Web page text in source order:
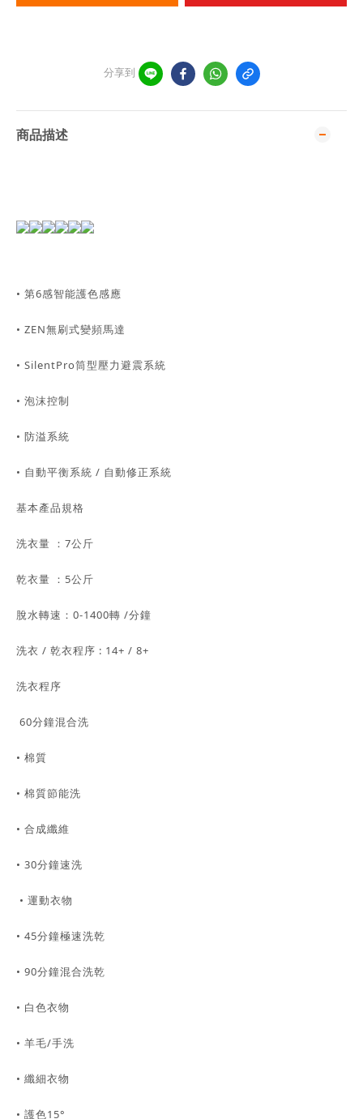
分享到
商品描述
• 第6感智能護色感應
• ZEN無刷式變頻馬達
• SilentPro筒型壓力避震系統
• 泡沫控制
• 防溢系統
• 自動平衡系統 / 自動修正系統
基本產品規格
洗衣量 ：7公斤
乾衣量 ：5公斤
脫水轉速：0-1400轉 /分鐘
洗衣 / 乾衣程序 : 14+ / 8+
洗衣程序
60分鐘混合洗
• 棉質
• 棉質節能洗
• 合成纖維
• 30分鐘速洗
• 運動衣物
• 45分鐘極速洗乾
• 90分鐘混合洗乾
• 白色衣物
• 羊毛/手洗
• 纖細衣物
• 護色15°